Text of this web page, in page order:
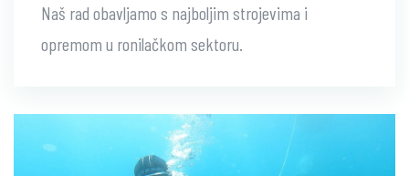
Naš rad obavljamo s najboljim strojevima i
opremom u ronilačkom sektoru.